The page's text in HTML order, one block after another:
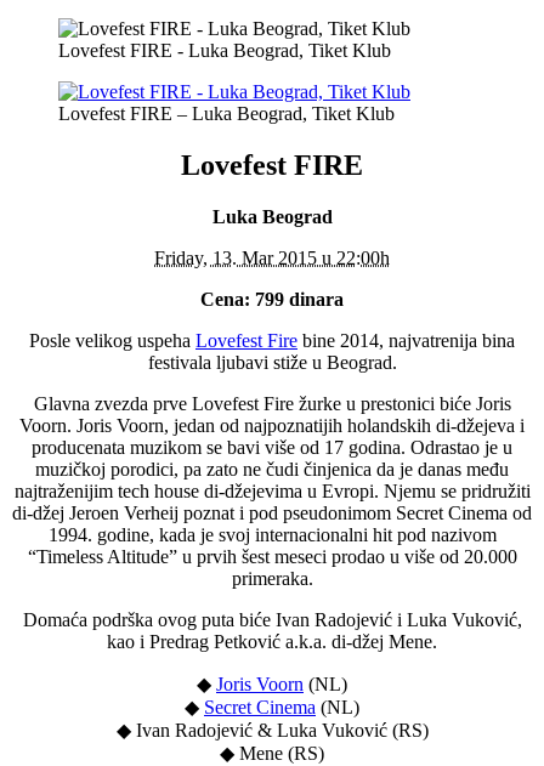
Lovefest FIRE - Luka Beograd, Tiket Klub
Lovefest FIRE – Luka Beograd, Tiket Klub
Lovefest FIRE
Luka Beograd
Friday, 13. Mar 2015 u 22:00h
Cena: 799 dinara
Posle velikog uspeha Lovefest Fire bine 2014, najvatrenija bina
festivala ljubavi stiže u Beograd.
Glavna zvezda prve Lovefest Fire žurke u prestonici biće Joris
Voorn. Joris Voorn, jedan od najpoznatijih holandskih di-džejeva i
producenata muzikom se bavi više od 17 godina. Odrastao je u
muzičkoj porodici, pa zato ne čudi činjenica da je danas među
najtraženijim tech house di-džejevima u Evropi. Njemu se pridružiti
di-džej Jeroen Verheij poznat i pod pseudonimom Secret Cinema od
1994. godine, kada je svoj internacionalni hit pod nazivom
“Timeless Altitude” u prvih šest meseci prodao u više od 20.000
primeraka.
Domaća podrška ovog puta biće Ivan Radojević i Luka Vuković,
kao i Predrag Petković a.k.a. di-džej Mene.
◆ Joris Voorn (NL)
◆ Secret Cinema (NL)
◆ Ivan Radojević & Luka Vuković (RS)
◆ Mene (RS)